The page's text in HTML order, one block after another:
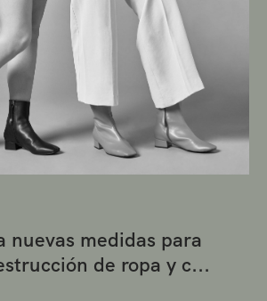
nuevas medidas para
de ropa y c...